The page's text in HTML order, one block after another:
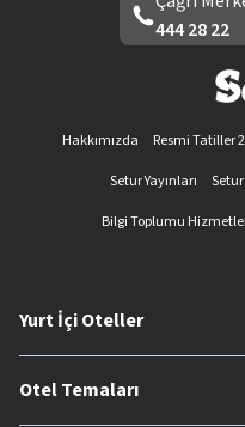
444 28 22
Hakkımızda Resmi Tatiller
Setur Yayınları
Bilgi Toplumu
Yurt İçi Oteller
Otel Temaları